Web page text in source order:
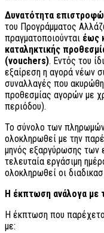
Δυνατότητα
του Προγράμματος
πραγματοποιούνται έως
καταληκτικής
(vouchers). Εντός του
εξαίρεση η αγορά νέων
συναλλαγές που
προθεσμίας αγορών με
περιόδου).
Το σύνολο των
ολοκληρωθεί με την
μηνός εξαργύρωσης των
τελευταία εργάσιμη
ολοκληρωθεί οι
Η έκπτωση ανάλογα με
Η έκπτωση που
με: